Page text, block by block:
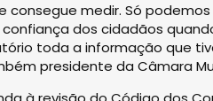
consegue medir. Só
dos cidadãos
toda a informação que
presidente da Câmara